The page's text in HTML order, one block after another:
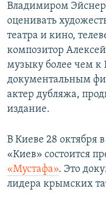
Владимиром
оценивать
театра и кино,
композитор
музыку более чем к
документальным
актер дубляжа,
издание.
В Киеве 28 октября
«Киев» состоится
«Мустафа». Это
лидера крымских